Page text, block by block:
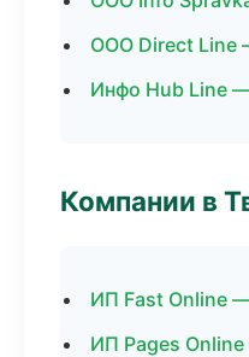
ООО Direct Line
Инфо Hub Line
Компании в
ИП Fast Online
ИП Pages